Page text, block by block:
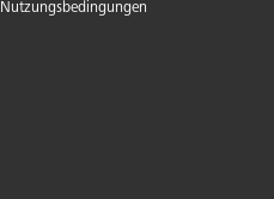
Nutzungsbedingungen